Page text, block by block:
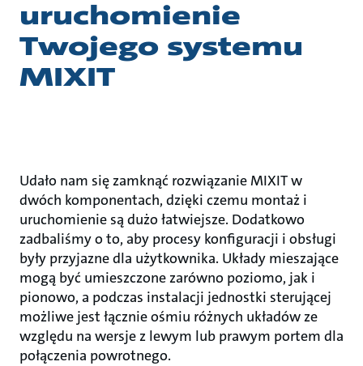
uruchomienie
Twojego systemu
MIXIT
Udało nam się zamknąć rozwiązanie MIXIT w
dwóch komponentach, dzięki czemu montaż i
uruchomienie są dużo łatwiejsze. Dodatkowo
zadbaliśmy o to, aby procesy konfiguracji i obsługi
były przyjazne dla użytkownika. Układy mieszające
mogą być umieszczone zarówno poziomo, jak i
pionowo, a podczas instalacji jednostki sterującej
możliwe jest łącznie ośmiu różnych układów ze
względu na wersje z lewym lub prawym portem dla
połączenia powrotnego.